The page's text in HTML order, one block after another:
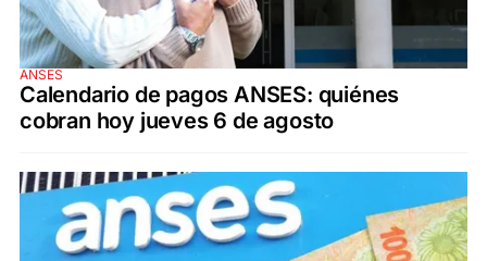
ANSES
Calendario de pagos ANSES: quiénes
cobran hoy jueves 6 de agosto